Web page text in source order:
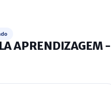
APRENDIZAGEM -